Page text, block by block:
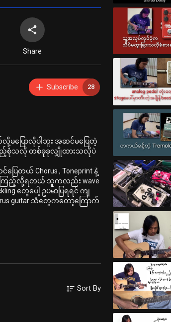
Share
Subscribe 28
မပြောလိုပါဘူး အဆင်မပြေတဲ့
ြည့်စုံသလို တစ်ခုခုလျှိုထားသလိုပဲ
ြေတယ် Chorus , Toneprint နဲ့
ချိန်ကြည့်လို့ရတယ် သူကလည်း wave
တွေပေါ့ ဥပမာပြရရင် ကျ
guitar သံတွေကတော့ကြောက်
Sort By